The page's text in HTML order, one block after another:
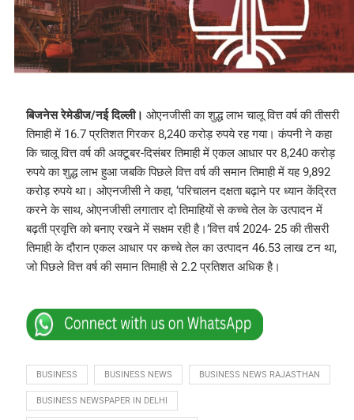
बिजनेस रेमेडीज/नई दिल्ली। ओएनजीसी का शुद्ध लाभ चालू वित्त वर्ष की तीसरी
तिमाही में 16.7 प्रतिशत गिरकर 8,240 करोड़ रुपये रह गया। कंपनी ने कहा
कि चालू वित्त वर्ष की अक्टूबर-दिसंबर तिमाही में एकल आधार पर 8,240 करोड़
रुपये का शुद्ध लाभ हुआ जबकि पिछले वित्त वर्ष की समान तिमाही में यह 9,892
करोड़ रुपये था। ओएनजीसी ने कहा, ‘परिचालन दक्षता बढ़ाने पर ध्यान केंद्रित
करने के साथ, ओएनजीसी लगातार दो तिमाहियों से कच्चे तेल के उत्पादन में
बढ़ती प्रवृत्ति को बनाए रखने में सक्षम रही है।’वित्त वर्ष 2024- 25 की तीसरी
तिमाही के दौरान एकल आधार पर कच्चे तेल का उत्पादन 46.53 लाख टन था,
जो पिछले वित्त वर्ष की समान तिमाही से 2.2 प्रतिशत अधिक है।
BUSINESS BUSINESS NEWS BUSINESS NEWS RAJASTHAN
BUSINESS NEWSPAPER IN DELHI